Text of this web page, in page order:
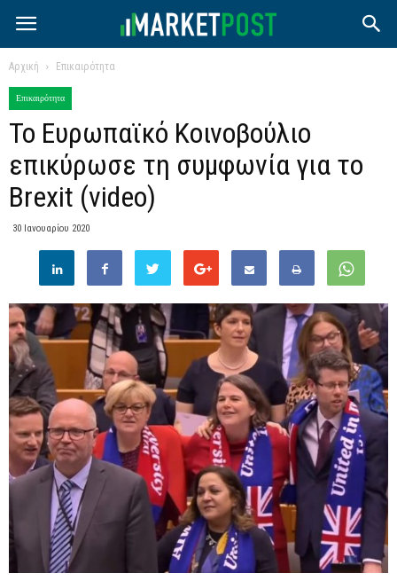
Αρχική Επικαιρότητα
Επικαιρότητα
Το Ευρωπαϊκό Κοινοβούλιο
επικύρωσε τη συμφωνία για το
Brexit (video)
30 Ιανουαρίου 2020